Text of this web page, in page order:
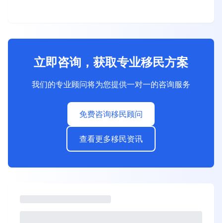
立即咨询，获取专业移民方案
我们的专业顾问将为您提供一对一的咨询服务
免费咨询移民顾问
查看更多移民资讯